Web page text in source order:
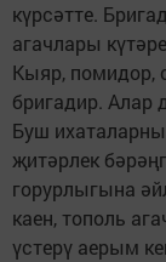
күрсәтте.
агачлары
Кыяр, помидор,
бригадир. Алар
Буш
җитәрлек
горурлыгына
каен, тополь
үстерү аерым